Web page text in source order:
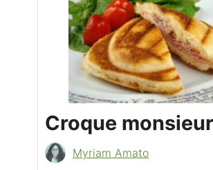
Croque monsieur
Myriam Amato